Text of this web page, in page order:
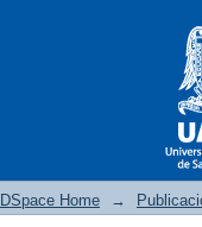
DSpace Home →